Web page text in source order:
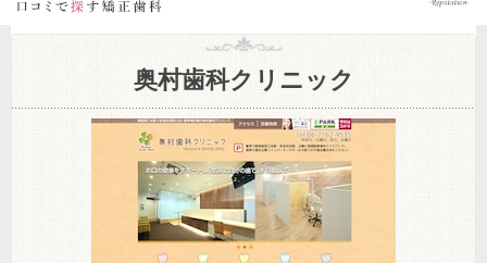
奥村歯科クリニック